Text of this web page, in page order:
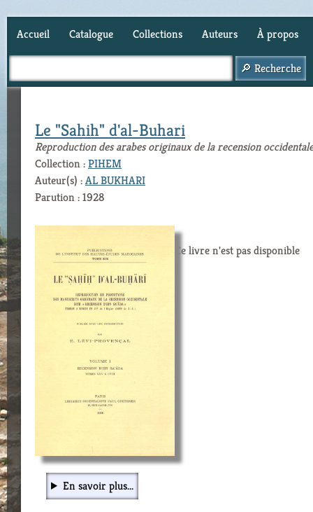
Accueil Catalogue Collections Auteurs À propos
Le "Sahih" d'al-Buhari
Reproduction des arabes originaux de la recension
Collection :PIHEM
Auteur(s) :AL BUKHARI
Parution : 1928
Ce livre n'est pas disponible
En savoir plus...